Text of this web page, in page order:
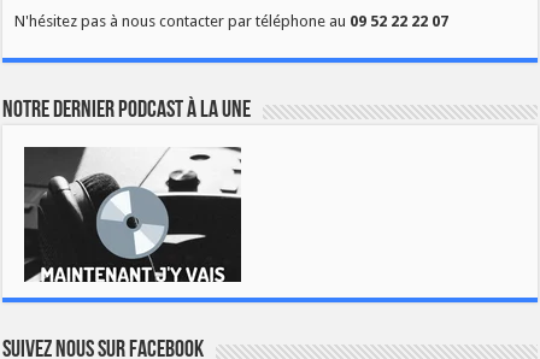
N'hésitez pas à nous contacter par téléphone au 09 52 22 22 07
Notre dernier podcast à la une
Suivez nous sur Facebook